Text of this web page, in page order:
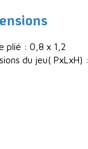
plié : 0,8 x 1,2
du jeu( PxLxH)